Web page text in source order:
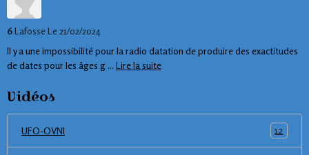
6LafosseLe 21/02/2024
Il y a une impossibilité pour la radio datation de produire des exactitudes
de dates pour les âges g ... Lire la suite
Vidéos
UFO-OVNI 12